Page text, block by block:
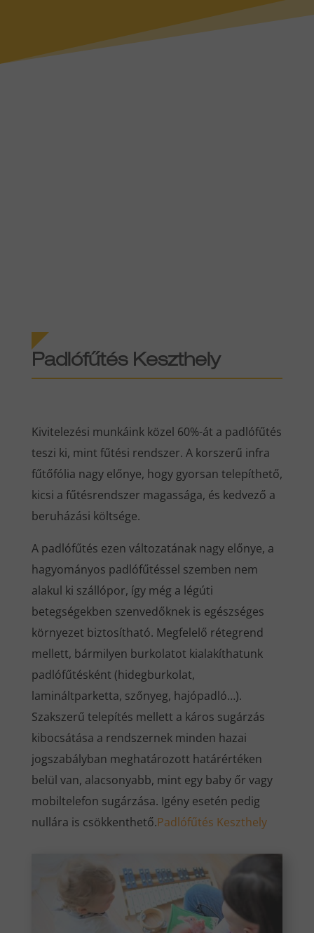
Padlófűtés Keszthely
Kivitelezési munkáink közel 60%-át a padlófűtés
teszi ki, mint fűtési rendszer. A korszerű infra
fűtőfólia nagy előnye, hogy gyorsan telepíthető,
kicsi a fűtésrendszer magassága, és kedvező a
beruházási költsége.
A padlófűtés ezen változatának nagy előnye, a
hagyományos padlófűtéssel szemben nem
alakul ki szállópor, így még a légúti
betegségekben szenvedőknek is egészséges
környezet biztosítható. Megfelelő rétegrend
mellett, bármilyen burkolatot kialakíthatunk
padlófűtésként (hidegburkolat,
lamináltparketta, szőnyeg, hajópadló…).
Szakszerű telepítés mellett a káros sugárzás
kibocsátása a rendszernek minden hazai
jogszabályban meghatározott határértéken
belül van, alacsonyabb, mint egy baby őr vagy
mobiltelefon sugárzása. Igény esetén pedig
nullára is csökkenthető.Padlófűtés Keszthely